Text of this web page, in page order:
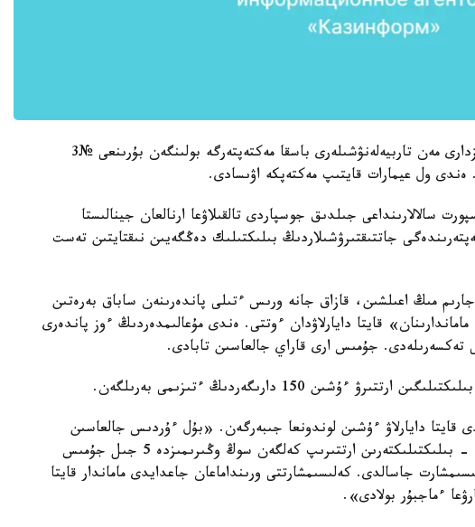
قازىرگى تاڭدا وقۋشىلار سارايىنىڭ ۇستازدارى مەن تاربيەلەنۋشىلەرى باسقا مەكتەپتەرگە بولىنگەن بۇرىنعى №3
ەندى ول عيمارات قايتىپ مەكتەپكە اۋىسادى.
سالالارىنداعى جىلدىق جوسپاردى تالقىلاۋعا ارنالعان جينالىستا
جاتتىقتىرۋشىلاردىڭ بىلىكتىلىك دەڭگەيىن نىقتايتىن تەست
2016 -جىلى ءبىر جارىم مىڭ اعىلشىن، قازاق جانە ورىس ءتىلى پاندەرىنەن ساباق بەرەتىن
قايتا دايارلاۋدان ءوتتى. ەندى مۇعالىمدەردىڭ ءوز پاندەرى
تەكسەرىلەدى. جۇمىس ارى قاراي جالعاسىن تابادى.
ءۇشىن 150 دارىگەردىڭ ءتىزىمى بەرىلگەن.
ءوڭىر 12 دارىگەردى قايتا دايارلاۋ ءۇشىن لوندونعا جىبەرگەن. «بۇل ءۇردىس جالعاسىن
تابادى»، - دەدى اكىم دانيال احمەتوۆ. - بىلىكتىلىكتەرىن ارتتىرىپ كەلگەن سوڭ وڭىرىمىزدە 5 جىل جۇمىس
جاسالدى. كەلىسىمشارتتى ورىنداماعان جاعدايدى ماماندار قايتا
ءماجبۇر بولادى».